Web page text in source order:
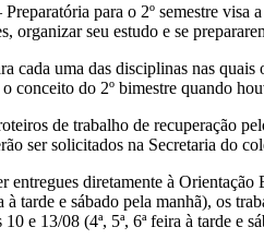
para o 2º semestre
organizar seu estudo e se
cada uma das disciplinas nas
conceito do 2º bimestre quando
de trabalho de recuperação
ser solicitados na Secretaria do
entregues diretamente à
à tarde e sábado pela manhã), os
e 13/08 (4ª, 5ª, 6ª feira à tarde e